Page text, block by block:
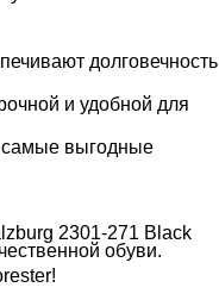
долговечность
и удобной для
самые выгодные
2301-271 Black
обуви.